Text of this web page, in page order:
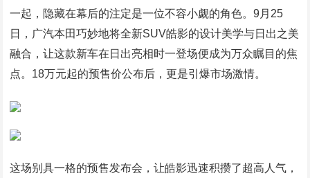
一起，隐藏在幕后的注定是一位不容小觑的角色。9月25
日，广汽本田巧妙地将全新SUV皓影的设计美学与日出之美
融合，让这款新车在日出亮相时一登场便成为万众瞩目的焦
点。18万元起的预售价公布后，更是引爆市场激情。
这场别具一格的预售发布会，让皓影迅速积攒了超高人气，